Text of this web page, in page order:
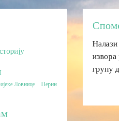
Ловнице
Перин
групу